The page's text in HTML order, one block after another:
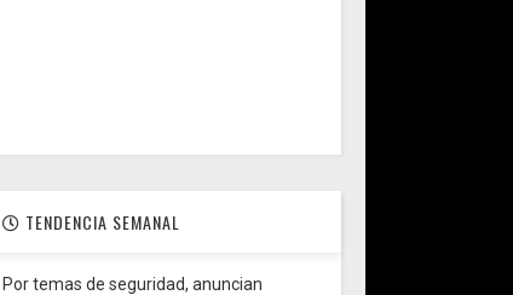
TENDENCIA SEMANAL
Por temas de seguridad, anuncian